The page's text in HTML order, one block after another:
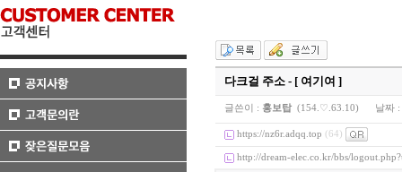
다크걸 주소 - [ 여기여 ]
글쓴이 : 홍보탑 (154.♡.63.10) 날짜 :
https://nz6r.adqq.top (64)
http://dream-elec.co.kr/bbs/